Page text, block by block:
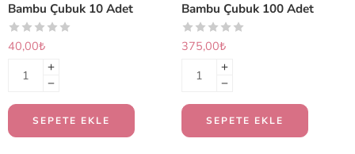
Bambu Çubuk 10 Adet
40,00₺
SEPETE EKLE
Bambu Çubuk 100 Adet
375,00₺
SEPETE EKLE